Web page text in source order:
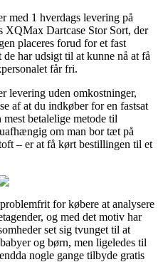
med 1 hverdags levering på
XQMax Dartcase Stor Sort, der
placeres forud for et fast
har udsigt til at kunne nå at få
får fri.
levering uden omkostninger,
af at du indkøber for en fastsat
betalelige metode til
om man bor tæt på
– er at få kørt bestillingen til et
for købere at analysere
og med det motiv har
set sig tvunget til at
og børn, men ligeledes til
nogle gange tilbyde gratis